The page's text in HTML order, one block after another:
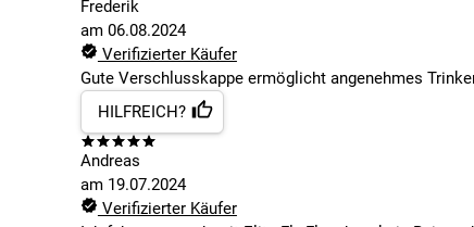
Frederik
am 06.08.2024
Verifizierter Käufer
Gute Verschlusskappe ermöglicht angenehmes
HILFREICH?
Andreas
am 19.07.2024
Verifizierter Käufer